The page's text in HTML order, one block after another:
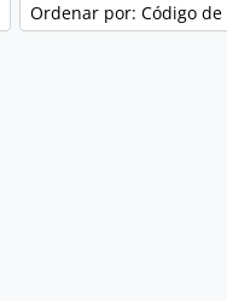
Ordenar por: Código